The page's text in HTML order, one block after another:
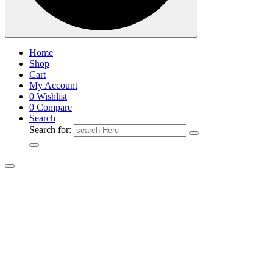
Home
Shop
Cart
My Account
0 Wishlist
0 Compare
Search
Search for: